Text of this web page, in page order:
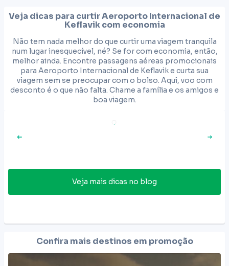
Veja dicas para curtirAeroporto Internacional de
Keflavikcom economia
Não tem nada melhor do que curtir uma viagem tranquila
num lugar inesquecível, né? Se for com economia, então,
melhor ainda. Encontre passagens aéreas promocionais
para Aeroporto Internacional de Keflavik e curta sua
viagem sem se preocupar com o bolso. Aqui, voo com
desconto é o que não falta. Chame a família e os amigos e
boa viagem.
Veja mais dicas no blog
Confira mais destinos em promoção